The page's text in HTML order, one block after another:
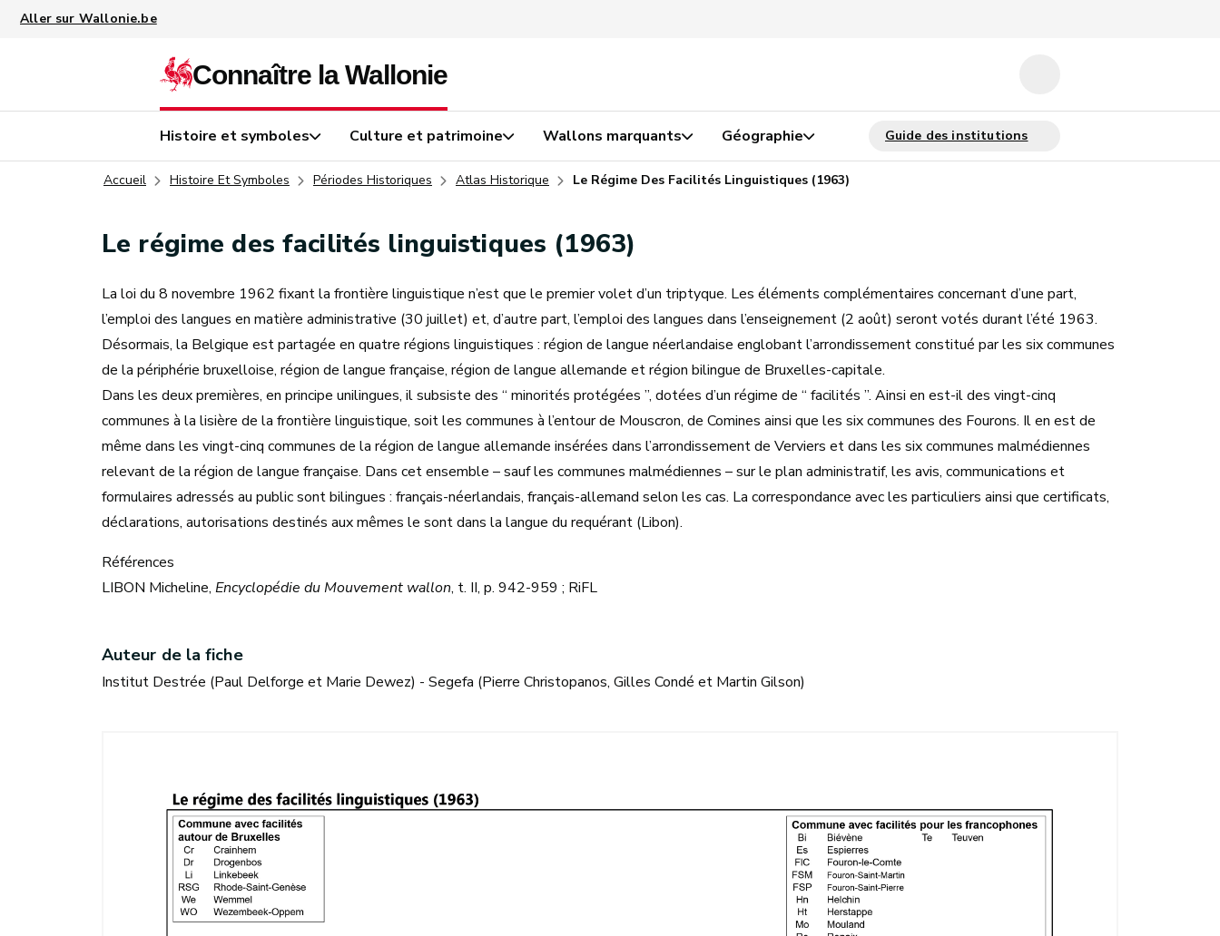
Histoire et symboles Culture et patrimoine Wallons marquants Géographie
Accueil Histoire Et Symboles Périodes Historiques Atlas Historique Le Régime Des Facilités Linguistiques (1963)
Le régime des facilités linguistiques (1963)
La loi du 8 novembre 1962 fixant la frontière linguistique n’est que le premier volet d’un triptyque. Les éléments complémentaires concernant d’une part,
l’emploi des langues en matière administrative (30 juillet) et, d’autre part, l’emploi des langues dans l’enseignement (2 août) seront votés durant l’été 1963.
Désormais, la Belgique est partagée en quatre régions linguistiques : région de langue néerlandaise englobant l’arrondissement constitué par les six communes
de la périphérie bruxelloise, région de langue française, région de langue allemande et région bilingue de Bruxelles-capitale.
Dans les deux premières, en principe unilingues, il subsiste des “ minorités protégées ”, dotées d’un régime de “ facilités ”. Ainsi en est-il des vingt-cinq
communes à la lisière de la frontière linguistique, soit les communes à l’entour de Mouscron, de Comines ainsi que les six communes des Fourons. Il en est de
même dans les vingt-cinq communes de la région de langue allemande insérées dans l’arrondissement de Verviers et dans les six communes malmédiennes
relevant de la région de langue française. Dans cet ensemble – sauf les communes malmédiennes – sur le plan administratif, les avis, communications et
formulaires adressés au public sont bilingues : français-néerlandais, français-allemand selon les cas. La correspondance avec les particuliers ainsi que certificats,
déclarations, autorisations destinés aux mêmes le sont dans la langue du requérant (Libon).
Références
LIBON Micheline, Encyclopédie du Mouvement wallon, t. II, p. 942-959 ; RiFL
Auteur de la fiche
Institut Destrée (Paul Delforge et Marie Dewez) - Segefa (Pierre Christopanos, Gilles Condé et Martin Gilson)